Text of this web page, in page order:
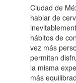
Ciudad de
hablar de
hábitos de
vez más
permitan
la misma
más